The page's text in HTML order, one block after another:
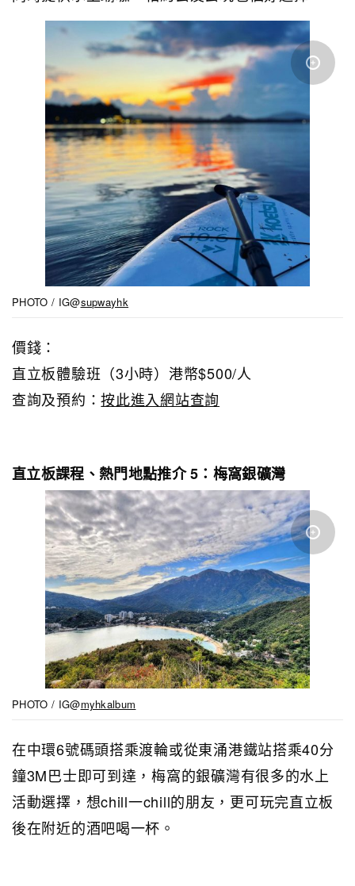
PHOTO / IG@supwayhk
價錢：
直立板體驗班（3小時）港幣$500/人
查詢及預約：按此進入網站查詢
直立板課程、熱門地點推介 5：梅窩銀礦灣
PHOTO / IG@myhkalbum
在中環6號碼頭搭乘渡輪或從東涌港鐵站搭乘40分
鐘3M巴士即可到達，梅窩的銀礦灣有很多的水上
活動選擇，想chill一chill的朋友，更可玩完直立板
後在附近的酒吧喝一杯。